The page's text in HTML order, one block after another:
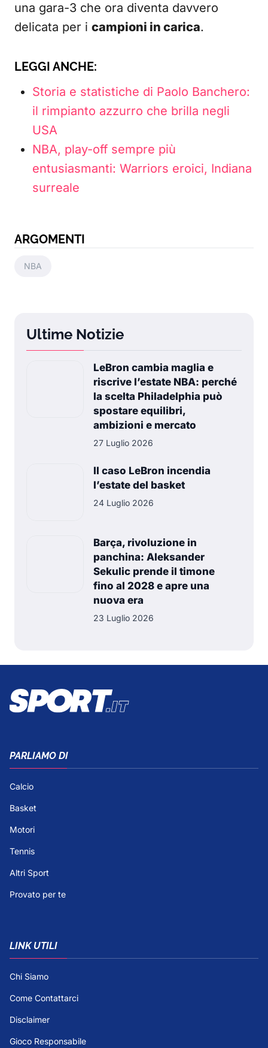
una gara-3 che ora diventa davvero
delicata per i campioni in carica.
LEGGI ANCHE:
Storia e statistiche di Paolo Banchero:
il rimpianto azzurro che brilla negli
USA
NBA, play-off sempre più
entusiasmanti: Warriors eroici, Indiana
surreale
ARGOMENTI
NBA
Ultime Notizie
LeBron cambia maglia e
riscrive l’estate NBA: perché
la scelta Philadelphia può
spostare equilibri,
ambizioni e mercato
27 Luglio 2026
Il caso LeBron incendia
l’estate del basket
24 Luglio 2026
Barça, rivoluzione in
panchina: Aleksander
Sekulic prende il timone
fino al 2028 e apre una
nuova era
23 Luglio 2026
PARLIAMO DI
Calcio
Basket
Motori
Tennis
Altri Sport
Provato per te
LINK UTILI
Chi Siamo
Come Contattarci
Disclaimer
Gioco Responsabile